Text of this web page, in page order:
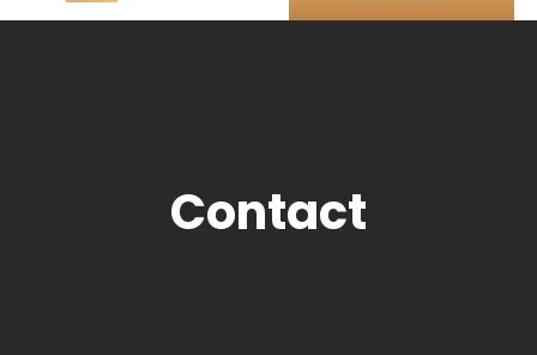
Contact